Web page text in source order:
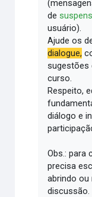
de
usuário).
Ajude os
dialogue,
sugestões
curso.
Respeito,
diálogo e
Obs.: para
precisa
abrindo
discussão.